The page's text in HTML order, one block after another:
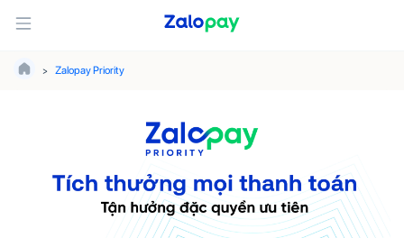
Zalopay Priority